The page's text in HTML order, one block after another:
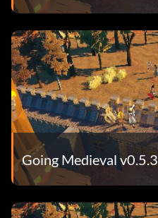
Going Medieval